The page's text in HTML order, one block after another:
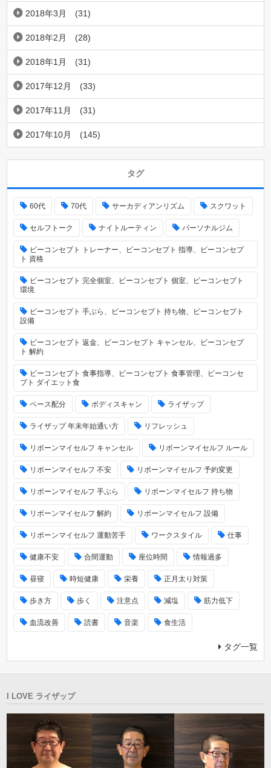
2018年3月 (31)
2018年2月 (28)
2018年1月 (31)
2017年12月 (33)
2017年11月 (31)
2017年10月 (145)
タグ
60代 70代 サーカディアンリズム スクワット
セルフトーク ナイトルーティン パーソナルジム
ビーコンセプト トレーナー、ビーコンセプト 指導、ビーコンセプ
ト 資格
ビーコンセプト 完全個室、ビーコンセプト 個室、ビーコンセプト
環境
ビーコンセプト 手ぶら、ビーコンセプト 持ち物、ビーコンセプト
設備
ビーコンセプト 返金、ビーコンセプト キャンセル、ビーコンセプ
ト 解約
ビーコンセプト 食事指導、ビーコンセプト 食事管理、ビーコンセ
プト ダイエット食
ペース配分 ボディスキャン ライザップ
ライザップ 年末年始通い方 リフレッシュ
リボーンマイセルフ キャンセル リボーンマイセルフ ルール
リボーンマイセルフ 不安 リボーンマイセルフ 予約変更
リボーンマイセルフ 手ぶら リボーンマイセルフ 持ち物
リボーンマイセルフ 解約 リボーンマイセルフ 設備
リボーンマイセルフ 運動苦手 ワークスタイル 仕事
健康不安 合間運動 座位時間 情報過多
昼寝 時短健康 栄養 正月太り対策
歩き方 歩く 注意点 減塩 筋力低下
血流改善 読書 音楽 食生活
タグ一覧
I LOVE ライザップ